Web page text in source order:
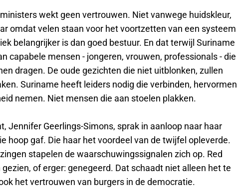
wekt geen vertrouwen. Niet vanwege huidskleur,
omdat velen staan voor het voortzetten van een systeem
belangrijker is dan goed bestuur. En dat terwijl Suriname
capabele mensen - jongeren, vrouwen, professionals - die
dragen. De oude gezichten die niet uitblonken, zullen
Suriname heeft leiders nodig die verbinden, hervormen
nemen. Niet mensen die aan stoelen plakken.
Jennifer Geerlings-Simons, sprak in aanloop naar haar
hoop gaf. Die haar het voordeel van de twijfel opleverde.
stapelen de waarschuwingssignalen zich op. Red
of erger: genegeerd. Dat schaadt niet alleen het te
het vertrouwen van burgers in de democratie.